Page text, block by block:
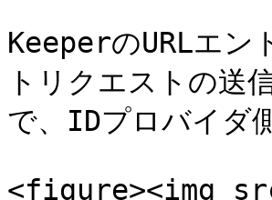
KeeperのURLエン
トリクエストの送
で、IDプロバイダ
<figure><img